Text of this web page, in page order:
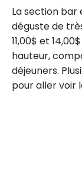
La section bar
déguste de
11,00$ et
hauteur,
déjeuners.
pour aller voir